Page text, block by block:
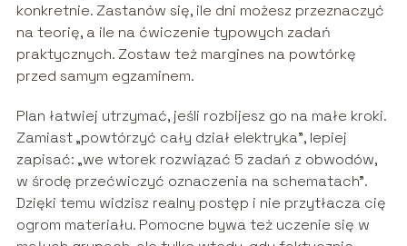
konkretnie. Zastanów się, ile dni możesz przeznaczyć
na teorię, a ile na ćwiczenie typowych zadań
praktycznych. Zostaw też margines na powtórkę
przed samym egzaminem.
Plan łatwiej utrzymać, jeśli rozbijesz go na małe kroki.
Zamiast „powtórzyć cały dział elektryka”, lepiej
zapisać: „we wtorek rozwiązać 5 zadań z obwodów,
w środę przećwiczyć oznaczenia na schematach”.
Dzięki temu widzisz realny postęp i nie przytłacza cię
ogrom materiału. Pomocne bywa też uczenie się w